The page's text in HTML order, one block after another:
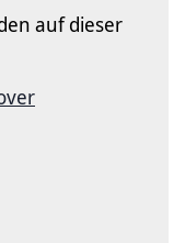
auf dieser